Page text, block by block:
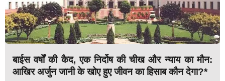
बाईस वर्षों की कैद, एक निर्दोष की चीख और न्याय का मौन:
आखिर अर्जुन जानी के खोए हुए जीवन का हिसाब कौन देगा?*